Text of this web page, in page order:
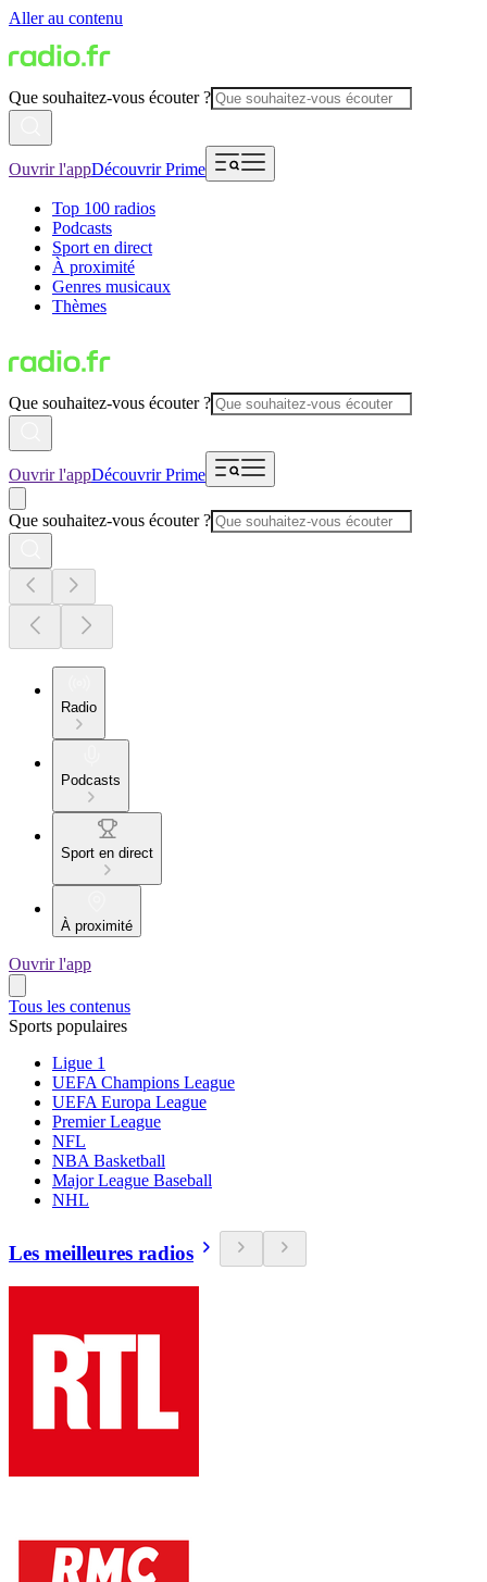
Aller au contenu
Que souhaitez-vous écouter ?
Ouvrir l'appDécouvrir Prime
Top 100 radios
Podcasts
Sport en direct
À proximité
Genres musicaux
Thèmes
Que souhaitez-vous écouter ?
Ouvrir l'appDécouvrir Prime
Que souhaitez-vous écouter ?
Radio
Podcasts
Sport en direct
À proximité
Ouvrir l'app
Tous les contenus
Sports populaires
Ligue 1
UEFA Champions League
UEFA Europa League
Premier League
NFL
NBA Basketball
Major League Baseball
NHL
Les meilleures radios